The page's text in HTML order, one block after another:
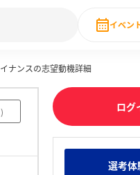
卒就職人気企業ランキング
・DX現場社員インタビュー
イベン
ナンスの志望動機詳細
) ログ
選考体